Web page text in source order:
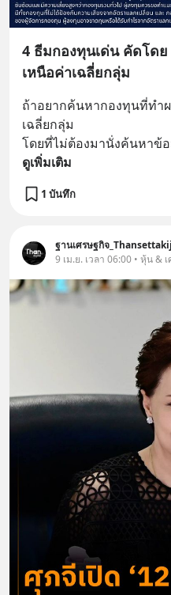
4 ธีมกองทุนเด่น คัดโด
เหนือค่าเฉลี่ยกลุ่ม
ถ้าอยากค้นหากองทุนที่ทำ
เฉลี่ยกลุ่ม
โดยที่ไม่ต้องมานั่งค้นหาข้อ
ดูเพิ่มเติม
1 บันทึก
ฐานเศรษฐกิจ_Thansettakij
9 เม.ย. เวลา 06:00 • หุ้น &